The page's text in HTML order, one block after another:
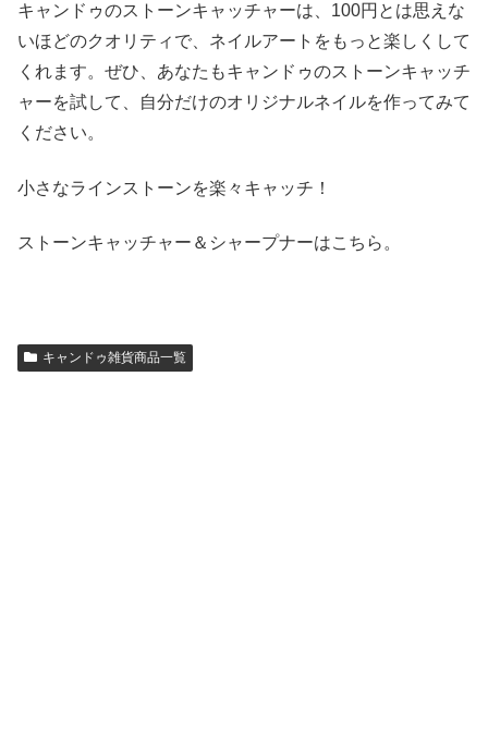
キャンドゥのストーンキャッチャーは、100円とは思えな
いほどのクオリティで、ネイルアートをもっと楽しくして
くれます。ぜひ、あなたもキャンドゥのストーンキャッチ
ャーを試して、自分だけのオリジナルネイルを作ってみて
ください。
小さなラインストーンを楽々キャッチ！
ストーンキャッチャー＆シャープナーはこちら。
キャンドゥ雑貨商品一覧